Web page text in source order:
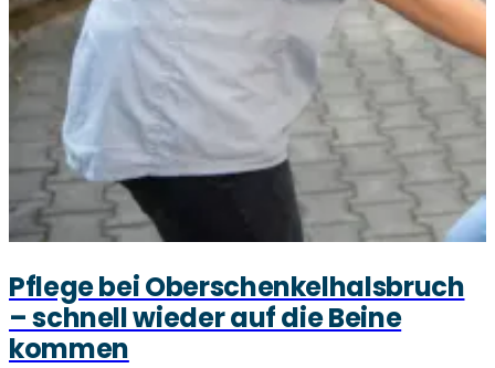
Pflege bei Oberschenkelhalsbruch
– schnell wieder auf die Beine
kommen